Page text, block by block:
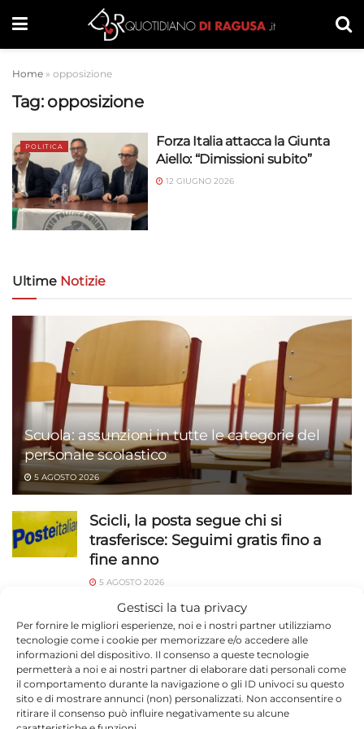
Gestisci la tua privacy
Per fornire le migliori esperienze, noi e i nostri partner utilizziamo
tecnologie come i cookie per memorizzare e/o accedere alle
informazioni del dispositivo. Il consenso a queste tecnologie
permetterà a noi e ai nostri partner di elaborare dati personali come
il comportamento durante la navigazione o gli ID univoci su questo
sito e di mostrare annunci (non) personalizzati. Non acconsentire o
ritirare il consenso può influire negativamente su alcune
Home » opposizione
Tag: opposizione
POLITICA
Forza Italia attacca la Giunta
Aiello: “Dimissioni subito”
12 GIUGNO 2026
Ultime Notizie
Scuola: assunzioni in tutte le categorie del
personale scolastico
5 AGOSTO 2026
Scicli, la posta segue chi si
trasferisce: Seguimi gratis fino a
fine anno
5 AGOSTO 2026
Maltempo Sicilia allerta gialla:
temporali e afa
5 AGOSTO 2026
Pozzallo, cade in bici e batte la
faccia: elisoccorsa